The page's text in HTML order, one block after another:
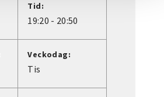
Tid:
19:20 - 20:50
Veckodag:
Tis